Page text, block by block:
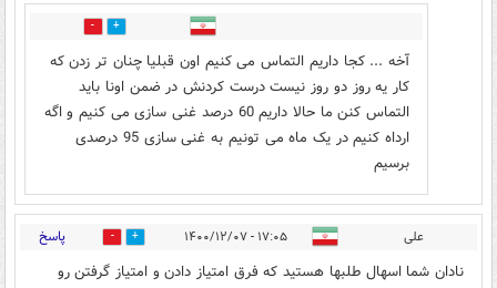
3
آخه ... کجا داریم التماس می کنیم اون قبلیا چنان تر زدن که
کار یه روز دو روز نیست درست کردنش در ضمن اونا باید
التماس کنن ما حالا داریم 60 درصد غنی سازی می کنیم و اگه
ارداه کنیم در یک ماه می تونیم به غنی سازی 95 درصدی
برسیم
علی ۱۷:۰۵ - ۱۴۰۰/۱۲/۰۷ 4 پاسخ
نادان شما اسهال طلبها هستید که فرق امتیاز دادن و امتیاز گرفتن رو